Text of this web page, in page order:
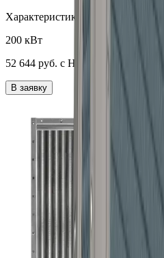
Характеристики:
200 кВт
52 644 руб. с НДС
В заявку